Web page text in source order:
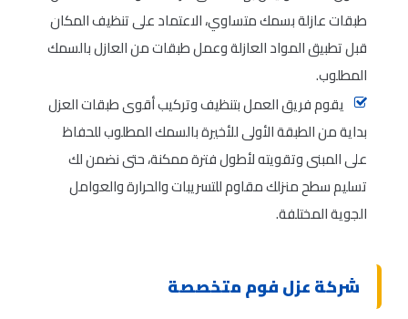
طبقات عازلة بسمك متساوي، الاعتماد على تنظيف المكان
قبل تطبيق المواد العازلة وعمل طبقات من العازل بالسمك
المطلوب.
يقوم فريق العمل بتنظيف وتركيب أقوى طبقات العزل
بداية من الطبقة الأولى للأخيرة بالسمك المطلوب للحفاظ
على المبنى وتقويته لأطول فترة ممكنة، حتى نضمن لك
تسليم سطح منزلك مقاوم للتسريبات والحرارة والعوامل
الجوية المختلفة.
شركة عزل فوم متخصصة